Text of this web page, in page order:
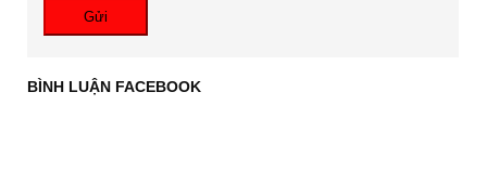
Gửi
BÌNH LUẬN FACEBOOK